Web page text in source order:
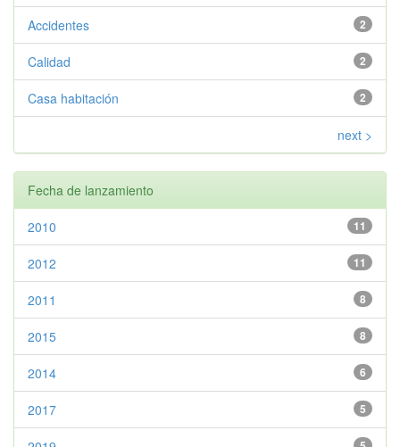
2
Accidentes
2
Calidad
2
Casa habitación
next >
Fecha de lanzamiento
11
2010
11
2012
8
2011
8
2015
6
2014
5
2017